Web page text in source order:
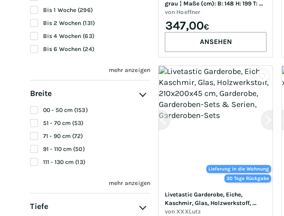
Bis 1 Woche (296)
Bis 2 Wochen (131)
Bis 4 Wochen (63)
Bis 6 Wochen (24)
mehr anzeigen
Breite
00 - 50 cm (153)
51 - 70 cm (53)
71 - 90 cm (72)
91 - 110 cm (50)
111 - 130 cm (13)
mehr anzeigen
Tiefe
grau ¦ Maße (cm): B: 148 H: 199 T:
38.0
von Hoeffner
347,00€
ANSEHEN
Lieferung in die Wohnung
30 Tage Rückgabe
Livetastic Garderobe, Eiche,
Kaschmir, Glas, Holzwerkstoff,
210x200x45 cm, Garderobe,
von XXXLutz